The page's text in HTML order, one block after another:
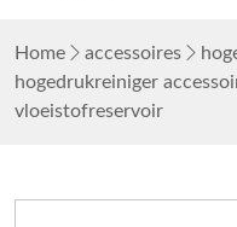
Home accessoires
hogedrukreiniger
vloeistofreservoir